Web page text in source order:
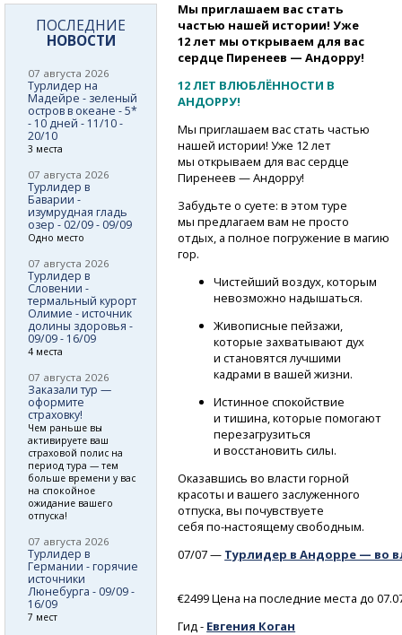
Мы приглашаем вас стать
частью нашей истории! Уже
12 лет мы открываем для вас
сердце Пиренеев — Андорру!
12 ЛЕТ ВЛЮБЛЁННОСТИ В
АНДОРРУ!
Мы приглашаем вас стать частью
нашей истории! Уже 12 лет
мы открываем для вас сердце
Пиренеев — Андорру!
Забудьте о суете: в этом туре
мы предлагаем вам не просто
отдых, а полное погружение в магию
гор.
Чистейший воздух, которым
невозможно надышаться.
Живописные пейзажи,
которые захватывают дух
и становятся лучшими
кадрами в вашей жизни.
Истинное спокойствие
и тишина, которые помогают
перезагрузиться
и восстановить силы.
Оказавшись во власти горной
красоты и вашего заслуженного
отпуска, вы почувствуете
себяпо-настоящемусвободным.
07/07 — Турлидер в Андорре — во
€2499 Цена на последние места до
Гид - Евгения Коган
ПОСЛЕДНИЕ
НОВОСТИ
07 августа 2026
Турлидер на
Мадейре - зеленый
остров в океане - 5*
- 10 дней - 11/10 -
20/10
3 места
07 августа 2026
Турлидер в
Баварии -
изумрудная гладь
озер - 02/09 - 09/09
Одно место
07 августа 2026
Турлидер в
Словении -
термальный курорт
Олимие - источник
долины здоровья -
09/09 - 16/09
4 места
07 августа 2026
Заказали тур —
оформите
страховку!
Чем раньше вы
активируете ваш
страховой полис на
период тура — тем
больше времени у вас
на спокойное
ожидание вашего
отпуска!
07 августа 2026
Турлидер в
Германии - горячие
источники
Люнебурга - 09/09 -
16/09
7 мест